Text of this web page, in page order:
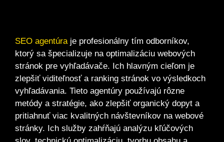
SEO agentúraje profesionálny tím odborníkov,
ktorý sa špecializuje na optimalizáciu webových
stránok pre vyhľadávače. Ich hlavným cieľom je
zlepšiť viditeľnosť a ranking stránok vo výsledkoch
vyhľadávania. Tieto agentúry používajú rôzne
metódy a stratégie, ako zlepšiť organický dopyt a
pritiahnuť viac kvalitných návštevníkov na webové
stránky. Ich služby zahŕňajú analýzu kľúčových